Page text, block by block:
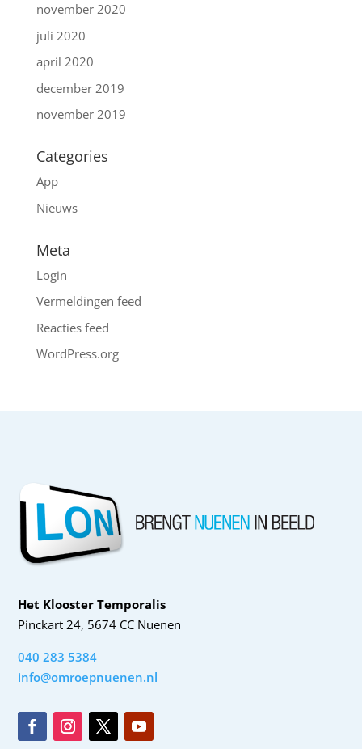
november 2020
juli 2020
april 2020
december 2019
november 2019
Categories
App
Nieuws
Meta
Login
Vermeldingen feed
Reacties feed
WordPress.org
Het Klooster Temporalis
Pinckart 24, 5674 CC Nuenen
040 283 5384
info@omroepnuenen.nl